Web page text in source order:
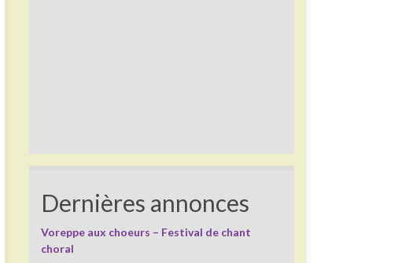
Dernières annonces
Voreppe aux choeurs – Festival de chant
choral